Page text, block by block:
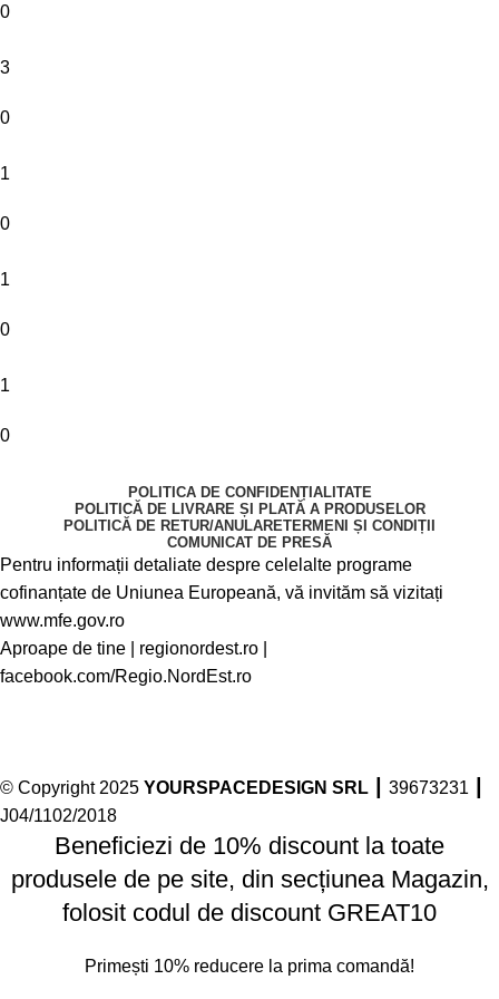
0
3
0
1
0
1
0
1
0
POLITICA DE CONFIDENȚIALITATE
POLITICĂ DE LIVRARE ȘI PLATĂ A PRODUSELOR
POLITICĂ DE RETUR/ANULARETERMENI ȘI CONDIȚII
COMUNICAT DE PRESĂ
Pentru informații detaliate despre celelalte programe
cofinanțate de Uniunea Europeană, vă invităm să vizitați
www.mfe.gov.ro
Aproape de tine | regionordest.ro
facebook.com/Regio.NordEst.ro
© Copyright 2025 YOURSPACEDESIGN SRL ┃ 39673231 ┃
J04/1102/2018
Beneficiezi de 10% discount la toate
produsele de pe site, din secțiunea Magazin,
folosit codul de discount GREAT10
Primești 10% reducere la prima comandă!